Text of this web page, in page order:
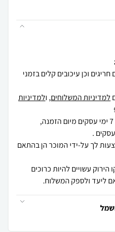
וכן עיכובים קלים בזמני
למדיניות המשלוחים, ולמדיניות
לך על-ידי המוכר הן בהתאם
עשויים להיות כרוכים
ליעד ולספק המשלוח.